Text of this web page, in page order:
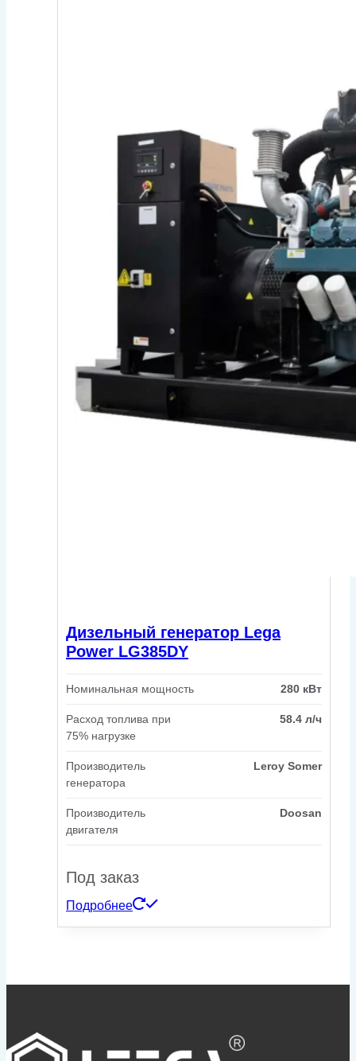
Дизельный генератор Lega
Power LG385DY
Номинальная мощность 280 кВт
Расход топлива при
75% нагрузке
58.4 л/ч
Производитель
генератора
Leroy Somer
Производитель
двигателя
Doosan
Под заказ
Подробнее